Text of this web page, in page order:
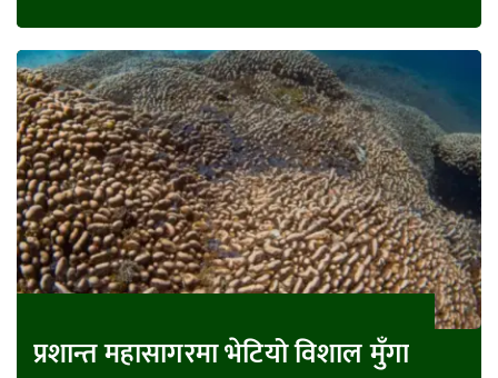
प्रशान्त महासागरमा भेटियो विशाल मुँगा